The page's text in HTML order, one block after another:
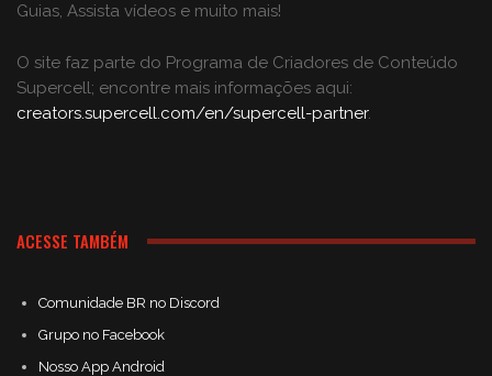
Guias, Assista vídeos e muito mais!
O site faz parte do Programa de Criadores de Conteúdo
Supercell; encontre mais informações aqui:
creators.supercell.com/en/supercell-partner.
ACESSE TAMBÉM
Comunidade BR no Discord
Grupo no Facebook
Nosso App Android